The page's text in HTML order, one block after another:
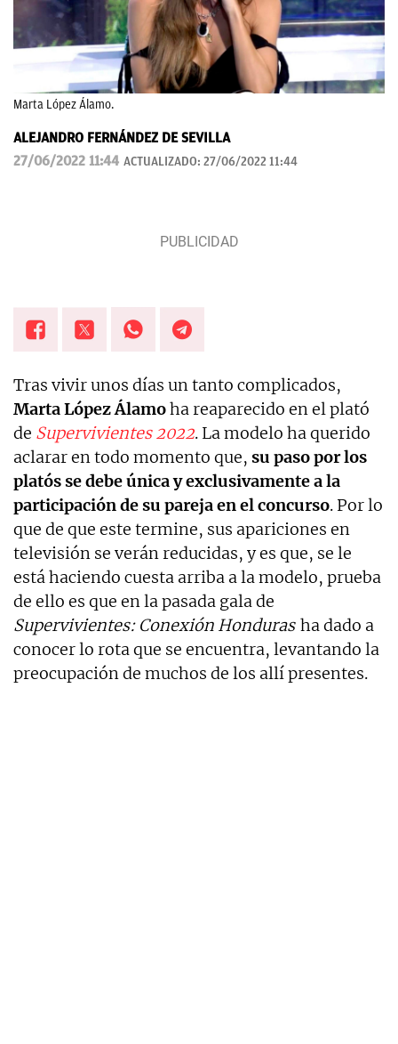
Marta López Álamo.
ALEJANDRO FERNÁNDEZ DE SEVILLA
27/06/2022 11:44 ACTUALIZADO: 27/06/2022 11:44
Tras vivir unos días un tanto complicados,
Marta López Álamoha reaparecido en el plató
de Supervivientes 2022. La modelo ha querido
aclarar en todo momento que, su paso por los
platós se debe única y exclusivamente a la
participación de su pareja en el concurso. Por lo
que de que este termine, sus apariciones en
televisión se verán reducidas, y es que, se le
está haciendo cuesta arriba a la modelo, prueba
de ello es que en la pasada gala de
Supervivientes: Conexión Honduras ha dado a
conocer lo rota que se encuentra, levantando la
preocupación de muchos de los allí presentes.